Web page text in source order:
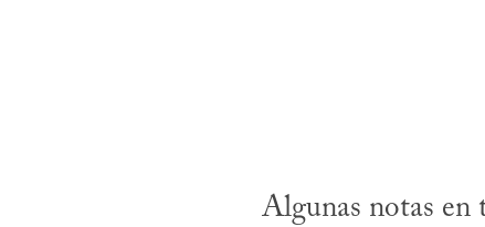
Algunas notas en